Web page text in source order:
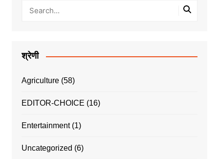
श्रेणी
Agriculture(58)
EDITOR-CHOICE (16)
Entertainment(1)
Uncategorized (6)